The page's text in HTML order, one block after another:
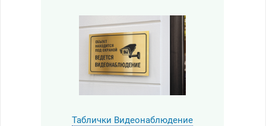
Таблички Видеонаблюдение